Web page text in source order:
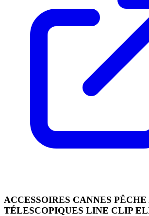
ACCESSOIRES CANNES PÊCHE
TÉLESCOPIQUES LINE CLIP